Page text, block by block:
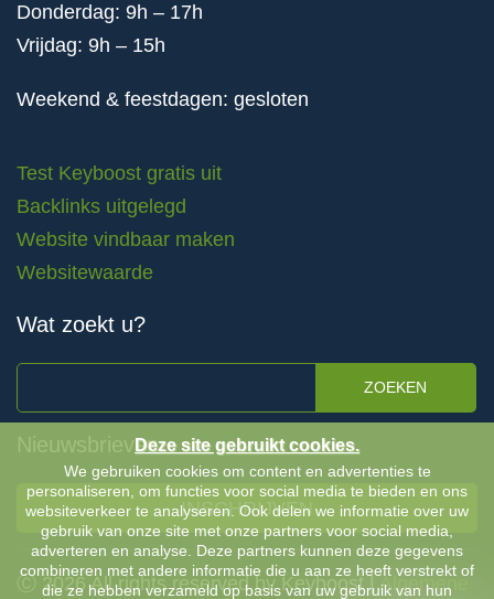
Donderdag: 9h – 17h
Vrijdag: 9h – 15h
Weekend & feestdagen: gesloten
Test Keyboost gratis uit
Backlinks uitgelegd
Website vindbaar maken
Websitewaarde
Wat zoekt u?
ZOEKEN
Nieuwsbrieven
INSCHRIJVEN
Ⓒ 2026 All rights reserved by Keyboost |Algemene
Deze site gebruikt cookies.
We gebruiken cookies om content en advertenties te
personaliseren, om functies voor social media te bieden en ons
websiteverkeer te analyseren. Ook delen we informatie over uw
gebruik van onze site met onze partners voor social media,
adverteren en analyse. Deze partners kunnen deze gegevens
combineren met andere informatie die u aan ze heeft verstrekt of
die ze hebben verzameld op basis van uw gebruik van hun